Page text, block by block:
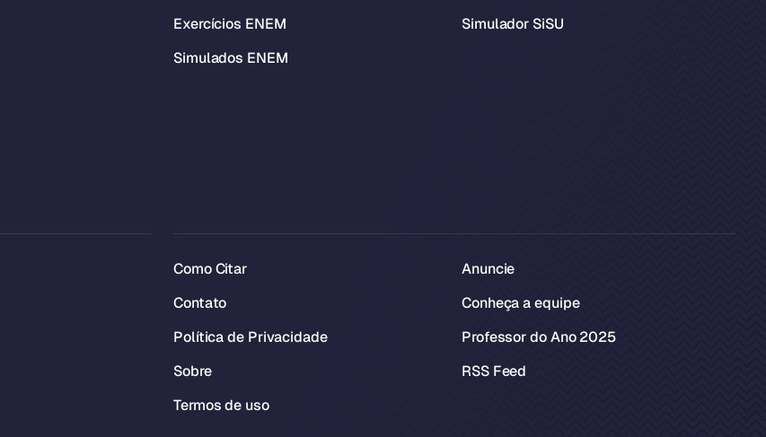
Exercícios ENEM
Simulados ENEM
Simulador SiSU
Como Citar
Contato
Política de Privacidade
Sobre
Termos de uso
Anuncie
Conheça a equipe
Professor do Ano 2025
RSS Feed